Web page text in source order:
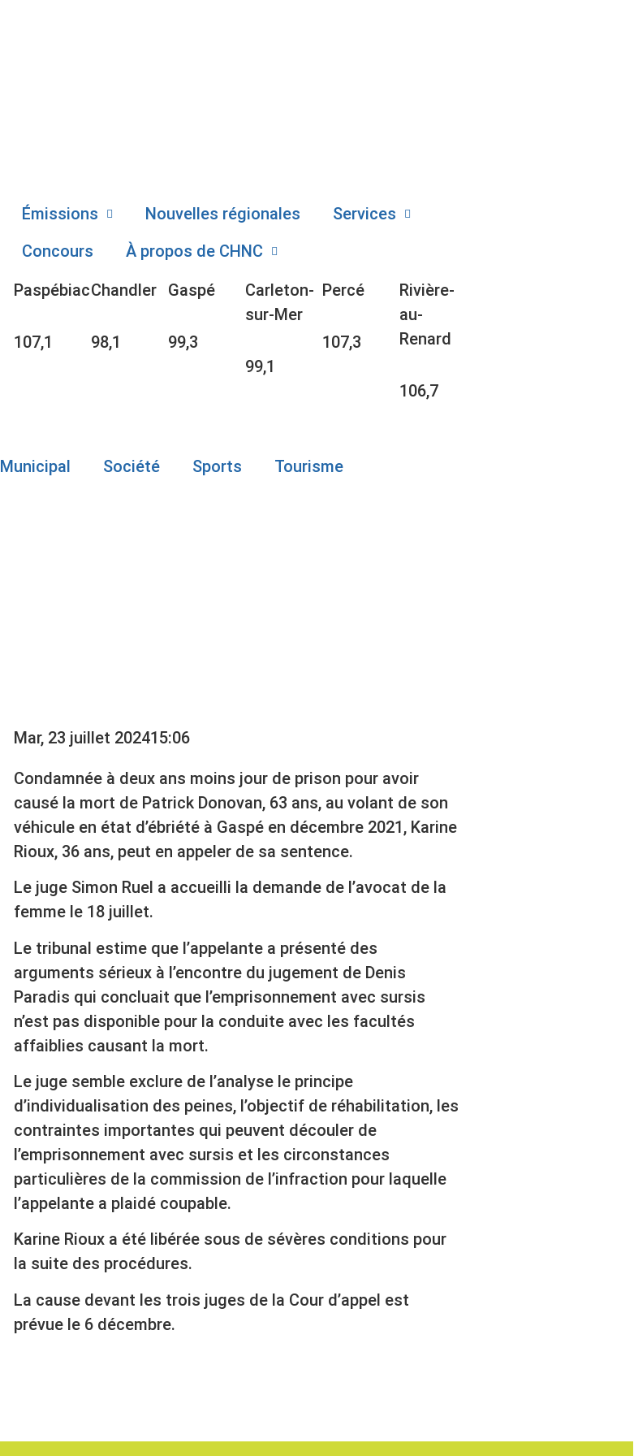
Émissions
Nouvelles régionales
Services
Concours
À propos de CHNC
Paspébiac
107,1
Chandler
98,1
Gaspé
99,3
Carleton-
sur-Mer
99,1
Percé
107,3
Rivière-
au-
Renard
106,7
Municipal Société Sports
Tourisme
Mar, 23 juillet 202415:06
Condamnée à deux ans moins jour de prison pour avoir
causé la mort de Patrick Donovan, 63 ans, au volant de son
véhicule en état d’ébriété à Gaspé en décembre 2021, Karine
Rioux, 36 ans, peut en appeler de sa sentence.
Le juge Simon Ruel a accueilli la demande de l’avocat de la
femme le 18 juillet.
Le tribunal estime que l’appelante a présenté des
arguments sérieux à l’encontre du jugement de Denis
Paradis qui concluait que l’emprisonnement avec sursis
n’est pas disponible pour la conduite avec les facultés
affaiblies causant la mort.
Le juge semble exclure de l’analyse le principe
d’individualisation des peines, l’objectif de réhabilitation, les
contraintes importantes qui peuvent découler de
l’emprisonnement avec sursis et les circonstances
particulières de la commission de l’infraction pour laquelle
l’appelante a plaidé coupable.
Karine Rioux a été libérée sous de sévères conditions pour
la suite des procédures.
La cause devant les trois juges de la Cour d’appel est
prévue le 6 décembre.